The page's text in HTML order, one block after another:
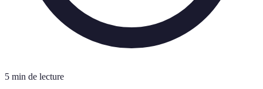
5 min de lecture